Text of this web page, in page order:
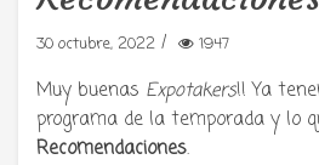
30 octubre, 2022 / 1947
Muy buenas Expotakers!! Ya
programa de la temporada y lo
Recomendaciones.